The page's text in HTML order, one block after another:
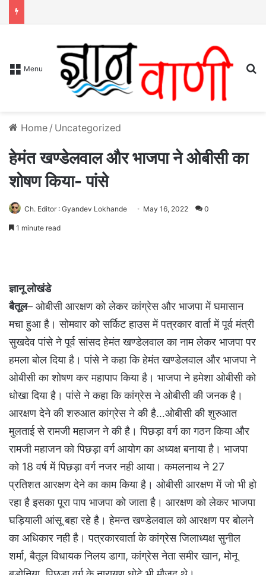
Menu
Home / Uncategorized
हेमंत खण्डेलवाल और भाजपा ने ओबीसी का
शोषण किया- पांसे
Ch. Editor : Gyandev Lokhande May 16, 2022 0
1 minute read
ज्ञानू लोखंडे
बैतूल– ओबीसी आरक्षण को लेकर कांग्रेस और भाजपा में घमासान
मचा हुआ है। सोमवार को सर्किट हाउस में पत्रकार वार्ता में पूर्व मंत्री
सुखदेव पांसे ने पूर्व सांसद हेमंत खण्डेलवाल का नाम लेकर भाजपा पर
हमला बोल दिया है। पांसे ने कहा कि हेमंत खण्डेलवाल और भाजपा ने
ओबीसी का शोषण कर महापाप किया है। भाजपा ने हमेशा ओबीसी को
धोखा दिया है। पांसे ने कहा कि कांग्रेस ने ओबीसी की जनक है।
आरक्षण देने की शरुआत कांग्रेस ने की है…ओबीसी की शुरुआत
मुलताई से रामजी महाजन ने की है। पिछड़ा वर्ग का गठन किया और
रामजी महाजन को पिछड़ा वर्ग आयोग का अध्यक्ष बनाया है। भाजपा
को 18 वर्ष में पिछड़ा वर्ग नजर नही आया। कमलनाथ ने 27
प्रतिशत आरक्षण देने का काम किया है। ओबीसी आरक्षण में जो भी हो
रहा है इसका पूरा पाप भाजपा को जाता है। आरक्षण को लेकर भाजपा
घड़ियाली आंसू बहा रहे है। हेमन्त खण्डेलवाल को आरक्षण पर बोलने
का अधिकार नही है। पत्रकारवार्ता के कांग्रेस जिलाध्यक्ष सुनील
शर्मा, बैतूल विधायक निलय डागा, कांग्रेस नेता समीर खान, मोनू